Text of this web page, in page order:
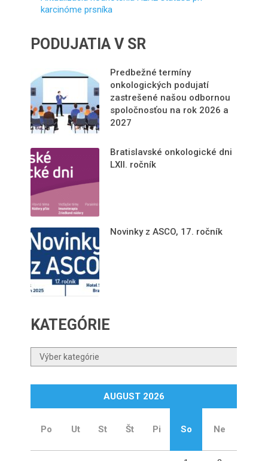
karcinóme prsníka
PODUJATIA V SR
Predbežné termíny
onkologických podujatí
zastrešené našou odbornou
spoločnosťou na rok 2026 a
2027
Bratislavské onkologické dni
LXII. ročník
Novinky z ASCO, 17. ročník
KATEGÓRIE
Kategórie
AUGUST 2026
Po Ut St Št Pi So Ne